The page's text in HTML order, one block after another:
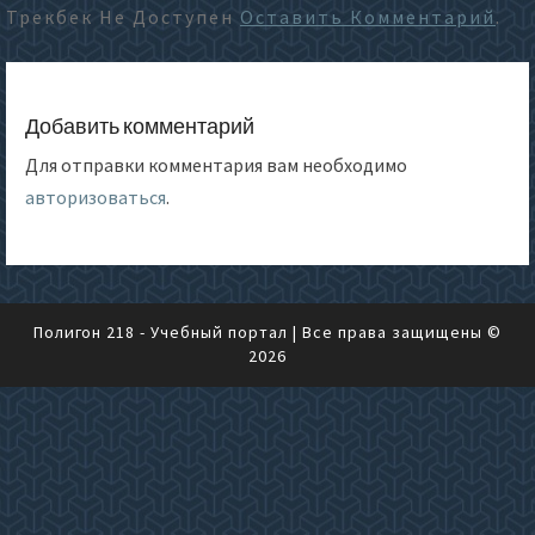
Трекбек Не Доступен Оставить Комментарий .
Добавить комментарий
Для отправки комментария вам необходимо
авторизоваться.
Полигон 218 - Учебный портал | Все права защищены ©
2026